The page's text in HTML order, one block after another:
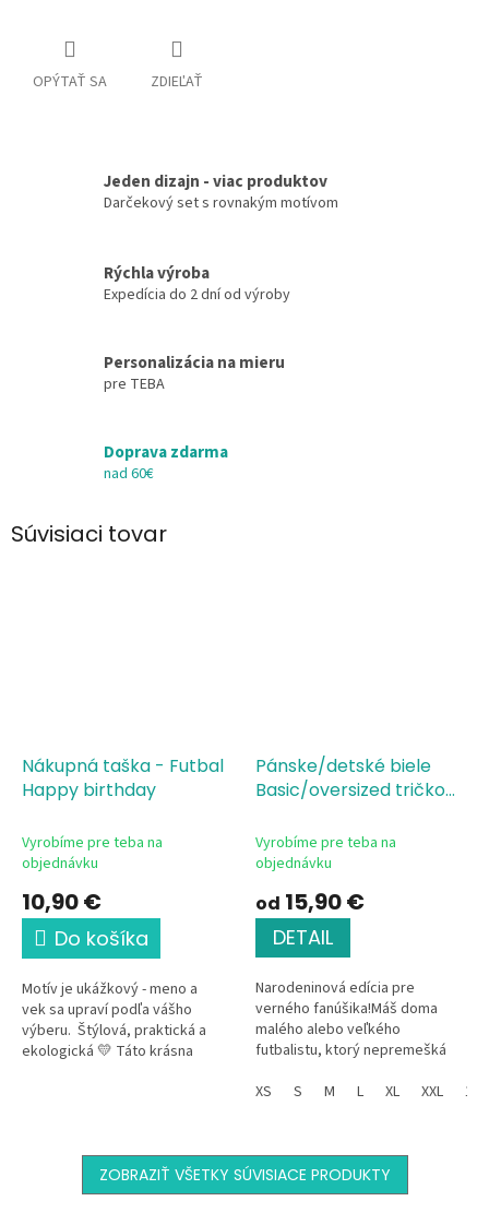
OPÝTAŤ SA ZDIEĽAŤ
Jeden dizajn - viac produktov
Darčekový set s rovnakým motívom
Rýchla výroba
Expedícia do 2 dní od výroby
Personalizácia na mieru
pre TEBA
Doprava zdarma
nad 60€
Súvisiaci tovar
Nákupná taška - Futbal
Happy birthday
Vyrobíme pre teba na
objednávku
10,90 €
Do košíka
Motív je ukážkový - meno a
vek sa upraví podľa vášho
výberu. Štýlová, praktická a
ekologická 💛 Táto krásna
Pánske/detské biele
Basic/oversized tričko
Vyrobíme pre teba na
objednávku
od 15,90 €
DETAIL
Narodeninová edícia pre
verného fanúšika!Máš doma
malého alebo veľkého
futbalistu, ktorý nepremešká
na trávniku s loptou pri nohe?
XS S M L XL XXL 134
ZOBRAZIŤ VŠETKY SÚVISIACE PRODUKTY